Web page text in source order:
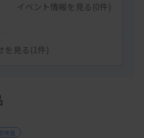
イベント情報を見る(0件)
を見る(1件)
検査